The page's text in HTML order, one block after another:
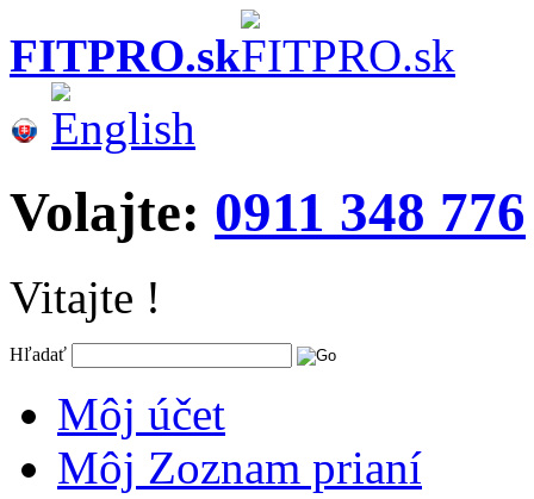
FITPRO.sk
Volajte: 0911 348 776
Vitajte !
Hľadať
Môj účet
Môj Zoznam prianí